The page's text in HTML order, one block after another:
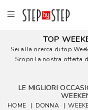
TOP
Sei alla ricerca di top
Scopri la nostra offerta
LE MIGLIORI
HOME | DONNA |